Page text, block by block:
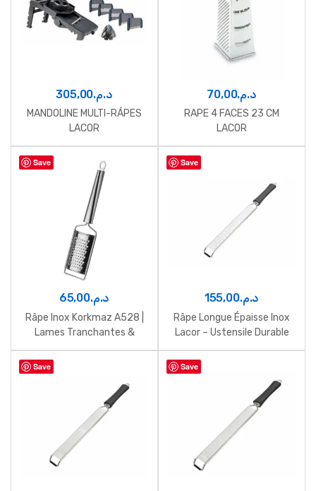
د.م.305,00
MANDOLINE MULTI-RÁPES
LACOR
د.م.70,00
RAPE 4 FACES 23 CM
LACOR
Save
د.م.65,00
Râpe Inox Korkmaz A528 |
Lames Tranchantes &
Durables
Save
د.م.155,00
Râpe Longue Épaisse Inox
Lacor – Ustensile Durable
Save Save